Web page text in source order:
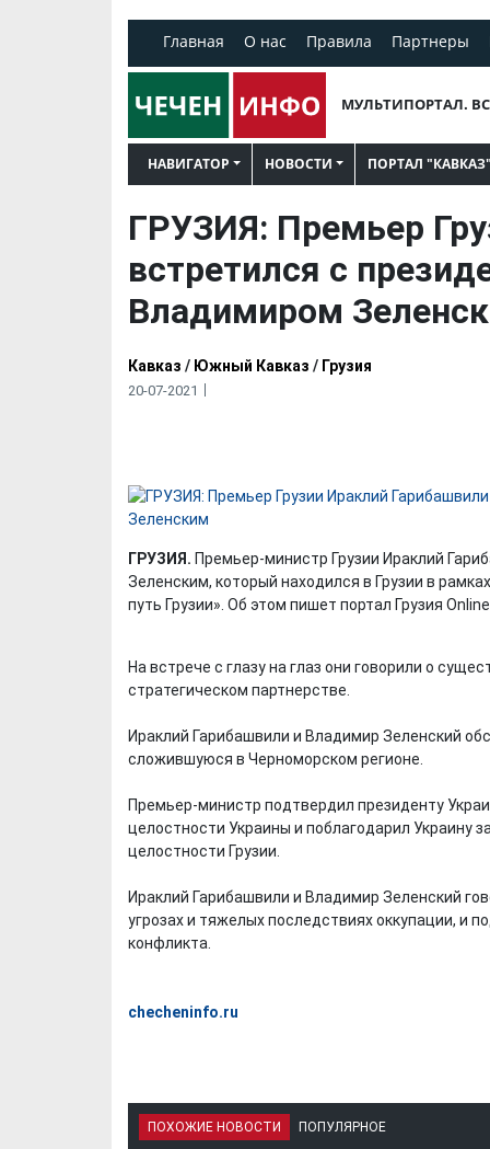
Главная О нас Правила Партнеры
МУЛЬТИПОРТАЛ.
НАВИГАТОР НОВОСТИ ПОРТАЛ "КАВКАЗ"
ГРУЗИЯ: Премьер
встретился с
Владимиром
Кавказ / Южный Кавказ / Грузия
20-07-2021
ГРУЗИЯ. Премьер-министр Грузии Ираклий
Зеленским, который находился в Грузии в
путь Грузии». Об этом пишет портал Грузия Online.
На встрече с глазу на глаз они говорили о
стратегическом партнерстве.
Ираклий Гарибашвили и Владимир Зеленский
сложившуюся в Черноморском регионе.
Премьер-министр подтвердил президенту
целостности Украины и поблагодарил Украину
целостности Грузии.
Ираклий Гарибашвили и Владимир Зеленский
угрозах и тяжелых последствиях оккупации, и
конфликта.
checheninfo.ru
ПОХОЖИЕ НОВОСТИ ПОПУЛЯРНОЕ